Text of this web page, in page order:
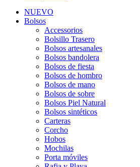
NUEVO
Bolsos
Accessorios
Bolsillo Trasero
Bolsos artesanales
Bolsos bandolera
Bolsos de fiesta
Bolsos de hombro
Bolsos de mano
Bolsos de sobre
Bolsos Piel Natural
Bolsos sintéticos
Carteras
Corcho
Hobos
Mochilas
Porta móviles